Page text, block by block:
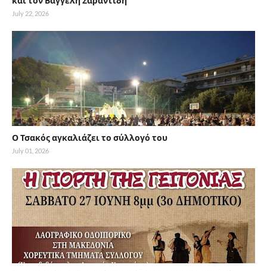
July 22, 2026
Ο Τσακός αγκαλιάζει το σύλλογό του
July 01, 2026